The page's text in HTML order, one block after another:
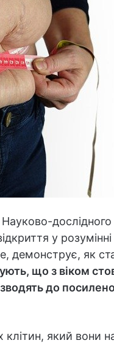
Науково-
у розумінні
демонструє, як
що з віком
до
який вони